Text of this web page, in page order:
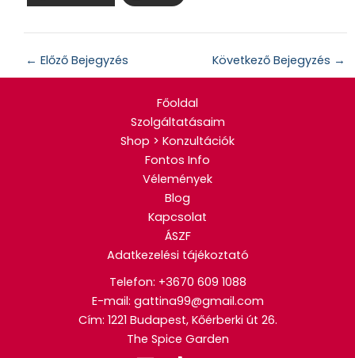
← Előző Bejegyzés Következő Bejegyzés →
Főoldal
Szolgáltatásaim
Shop > Konzultációk
Fontos Info
Vélemények
Blog
Kapcsolat
ÁSZF
Adatkezelési tájékoztató
Telefon: +3670 609 1088
E-mail: gattina99@gmail.com
Cím: 1221 Budapest, Kőérberki út 26.
The Spice Garden